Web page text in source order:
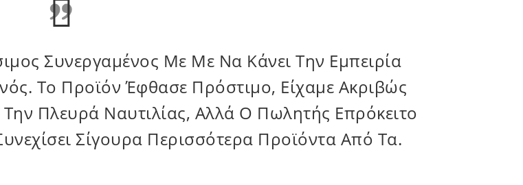
Χρήσιμο Στην Πραγματοποίηση Του Αιτήματός
Και Σύμφωνα Με Το Αίτημά Μας. Θα
Εδώ Πάλι!